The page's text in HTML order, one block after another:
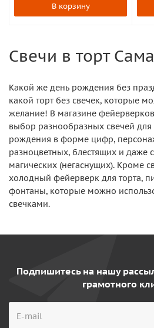
В корзину
Свечи в торт
Какой же день рождения без
какой торт без свечек, которые
желание! В магазине
выбор разнообразных свечей для
рождения в форме цифр,
разноцветных, блестящих и даже
магических (негаснущих). Кроме
холодный фейерверк для торта,
фонтаны, которые можно
свечками.
Подпишитесь на нашу
грамотного